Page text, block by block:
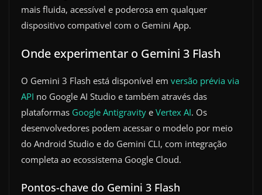
mais fluida, acessível e poderosa em qualquer
dispositivo compatível com o Gemini App.
Onde experimentar o Gemini 3 Flash
O Gemini 3 Flash está disponível em versão prévia via
API no Google AI Studio e também através das
plataformas Google Antigravity e Vertex AI. Os
desenvolvedores podem acessar o modelo por meio
do Android Studio e do Gemini CLI, com integração
completa ao ecossistema Google Cloud.
Pontos-chave do Gemini 3 Flash